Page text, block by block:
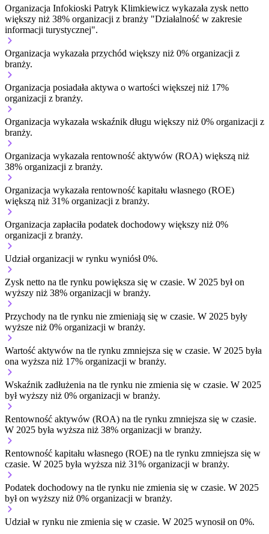
Organizacja Infokioski Patryk Klimkiewicz wykazała zysk netto
większy niż 38% organizacji z branży "Działalność w zakresie
informacji turystycznej".
Organizacja wykazała przychód większy niż 0% organizacji z
branży.
Organizacja posiadała aktywa o wartości większej niż 17%
organizacji z branży.
Organizacja wykazała wskaźnik długu większy niż 0% organizacji z
branży.
Organizacja wykazała rentowność aktywów (ROA) większą niż
38% organizacji z branży.
Organizacja wykazała rentowność kapitału własnego (ROE)
większą niż 31% organizacji z branży.
Organizacja zapłaciła podatek dochodowy większy niż 0%
organizacji z branży.
Udział organizacji w rynku wyniósł 0%.
Zysk netto na tle rynku powiększa się w czasie. W 2025 był on
wyższy niż 38% organizacji w branży.
Przychody na tle rynku nie zmieniają się w czasie. W 2025 były
wyższe niż 0% organizacji w branży.
Wartość aktywów na tle rynku zmniejsza się w czasie. W 2025 była
ona wyższa niż 17% organizacji w branży.
Wskaźnik zadłużenia na tle rynku nie zmienia się w czasie. W 2025
był wyższy niż 0% organizacji w branży.
Rentowność aktywów (ROA) na tle rynku zmniejsza się w czasie.
W 2025 była wyższa niż 38% organizacji w branży.
Rentowność kapitału własnego (ROE) na tle rynku zmniejsza się w
czasie. W 2025 była wyższa niż 31% organizacji w branży.
Podatek dochodowy na tle rynku nie zmienia się w czasie. W 2025
był on wyższy niż 0% organizacji w branży.
Udział w rynku nie zmienia się w czasie. W 2025 wynosił on 0%.